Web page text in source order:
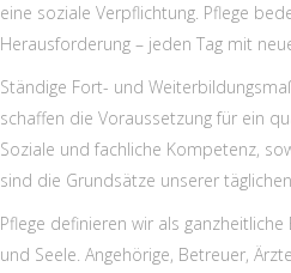
eine soziale Verpflichtung. Pflege
Herausforderung – jeden Tag mit
Ständige Fort- und
schaffen die Voraussetzung für ein
Soziale und fachliche Kompetenz,
sind die Grundsätze unserer
Pflege definieren wir als
und Seele. Angehörige, Betreuer,